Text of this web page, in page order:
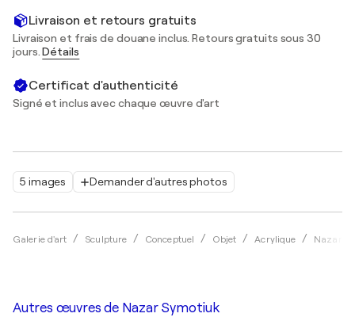
5 images Demander d'autres photos
Galerie d'art Sculpture Conceptuel Objet Acrylique Nazar
Livraison et retours gratuits
Livraison et frais de douane inclus. Retours gratuits sous 30
jours.Détails
Certificat d'authenticité
Signé et inclus avec chaque œuvre d'art
Autres œuvres de Nazar Symotiuk